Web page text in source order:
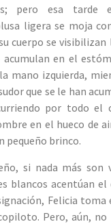
pero esa
ligera se moja
cuerpo se
acumulan en el
mano izquierda,
que se le han
por todo el
en el hueco de
pequeño brinco.
si nada más son
blancos acentúan
Felicia
Pero, aún, no